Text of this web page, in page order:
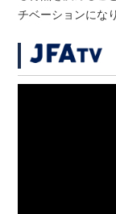
チベーションにな